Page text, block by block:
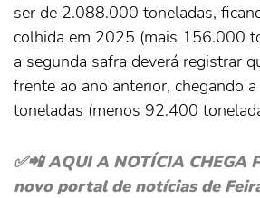
ser de 2.088.000 toneladas,
colhida em 2025 (mais 156.000
a segunda safra deverá registrar
frente ao ano anterior, chegando
toneladas (menos 92.400
✅📲 AQUI A NOTÍCIA CHEGA
novo portal de notícias de